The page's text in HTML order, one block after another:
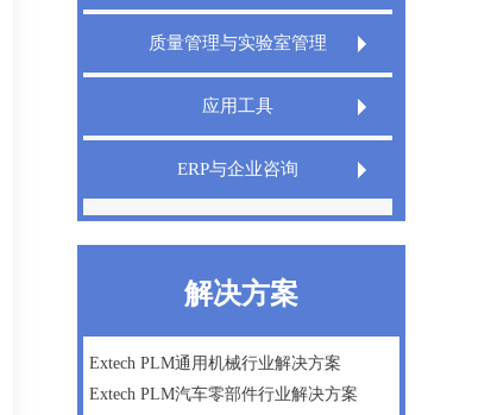
Extech MDM主数据管理系统
Extech MRO数字化维修解决方案
质量管理与实验室管理
Extech LIMS实验室信息管理系统
Extech QMS产品质量管理系统
应用工具
Extech TeamDesigner设计之星
XT InfoShield电子信息防护盾
ERP与企业咨询
IPD管理咨询
微软Dynamics AX ERP一体化方案
数字化工厂建设咨询
企业战略及管理咨询
解决方案
Extech PLM通用机械行业解决方案
Extech PLM汽车零部件行业解决方案